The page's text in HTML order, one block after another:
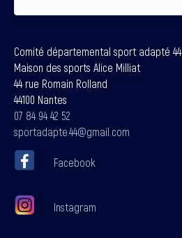
Comité départemental sport adapté 44
Maison des sports Alice Milliat
44 rue Romain Rolland
44100 Nantes
07 84 94 42 52
sportadapte.44@gmail.com
Facebook
Instagram